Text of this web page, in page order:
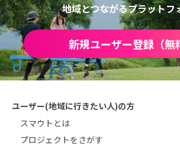
地域とつながるプラットフ
新規ユーザー登録（無
ユーザー(地域に行きたい人)の方
スマウトとは
プロジェクトをさがす